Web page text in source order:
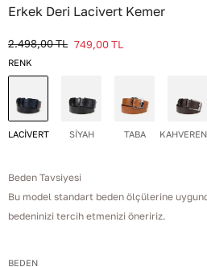
Erkek Deri Lacivert Kemer
2.498,00TL 749,00TL
RENK
LACİVERT SİYAH TABA
Beden Tavsiyesi
Bu model standart beden ölçülerine
bedeninizi tercih etmenizi öneririz.
BEDEN